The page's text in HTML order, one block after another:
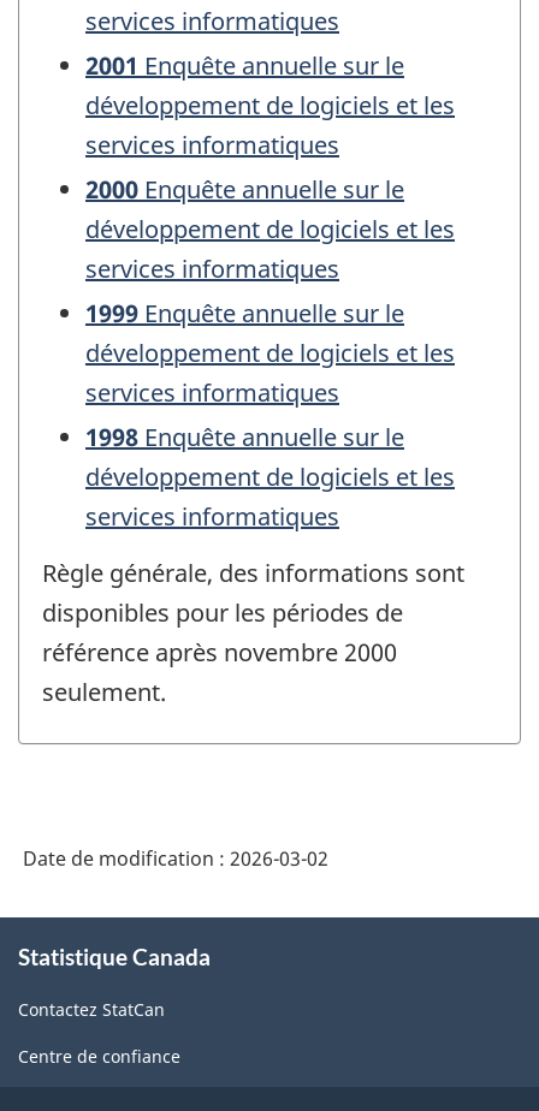
services informatiques
2001 Enquête annuelle sur le
développement de logiciels et les
services informatiques
2000 Enquête annuelle sur le
développement de logiciels et les
services informatiques
1999 Enquête annuelle sur le
développement de logiciels et les
services informatiques
1998 Enquête annuelle sur le
développement de logiciels et les
services informatiques
Règle générale, des informations sont
disponibles pour les périodes de
référence après novembre 2000
seulement.
Date de modification : 2026-03-02
propos
ce
site
Statistique Canada
Contactez StatCan
Centre de confiance